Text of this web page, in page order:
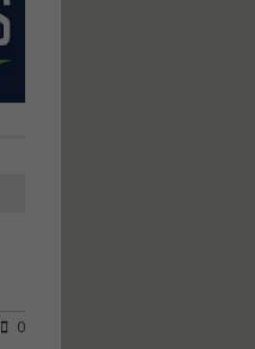
0
Αρχιτεκτονικός
Σχεδιασμός με το
Rhinoceros
υδατοδεξαμενής